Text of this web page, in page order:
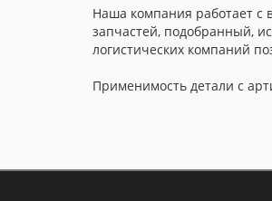
Наша компания работает с
запчастей, подобранный,
логистических компаний
Применимость детали с